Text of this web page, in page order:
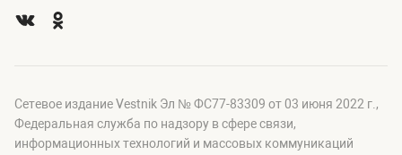
Сетевое издание Vestnik Эл № ФС77-83309 от 03 июня 2022 г.,
Федеральная служба по надзору в сфере связи,
информационных технологий и массовых коммуникаций